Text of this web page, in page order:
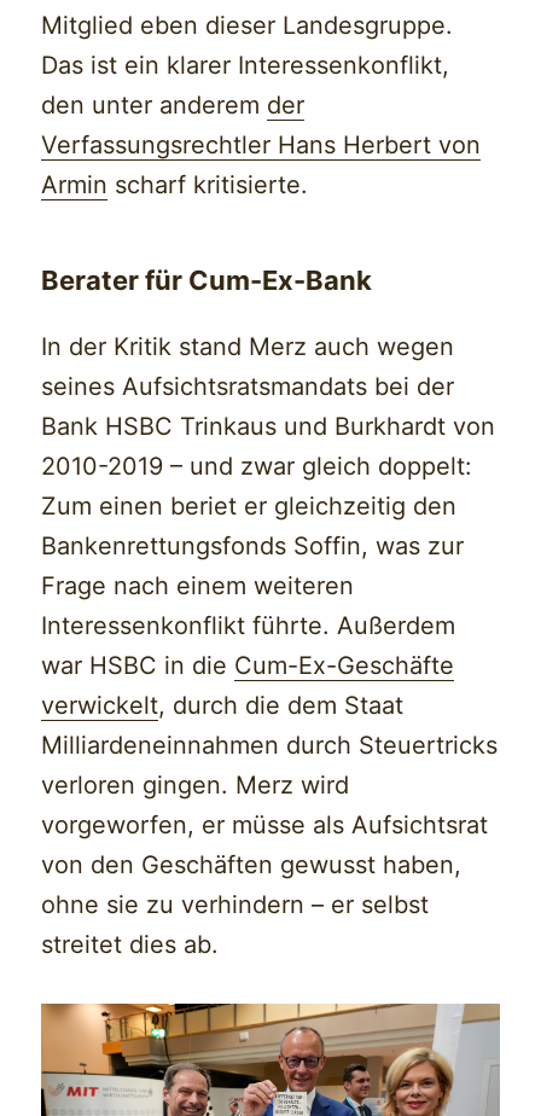
Mitglied eben dieser Landesgruppe.
Das ist ein klarer Interessenkonflikt,
den unter anderem der
Verfassungsrechtler Hans Herbert von
Armin scharf kritisierte.
Berater für Cum-Ex-Bank
In der Kritik stand Merz auch wegen
seines Aufsichtsratsmandats bei der
Bank HSBC Trinkaus und Burkhardt von
2010-2019 – und zwar gleich doppelt:
Zum einen beriet er gleichzeitig den
Bankenrettungsfonds Soffin, was zur
Frage nach einem weiteren
Interessenkonflikt führte. Außerdem
war HSBC in die Cum-Ex-Geschäfte
verwickelt, durch die dem Staat
Milliardeneinnahmen durch Steuertricks
verloren gingen. Merz wird
vorgeworfen, er müsse als Aufsichtsrat
von den Geschäften gewusst haben,
ohne sie zu verhindern – er selbst
streitet dies ab.